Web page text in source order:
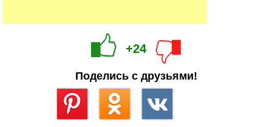
+24
Поделись с друзьями!